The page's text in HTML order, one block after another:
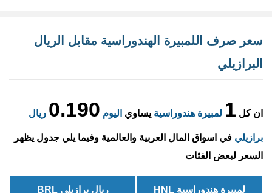
سعر صرف اللمبيرة الهندوراسية مقابل الريال
البرازيلي
ان كل 1 لمبيرة هندوراسية يساوي اليوم 0.190 ريال
برازيلي في اسواق المال العربية والعالمية وفيما يلي جدول يظهر
السعر لبعض الفئات
لمبيرة هندوراسية HNL ريال برازيلي BRL